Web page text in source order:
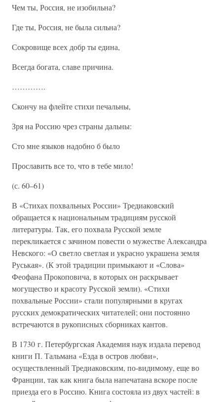
Чем ты, Россия, не изобильна?
Где ты, Россия, не была сильна?
Сокровище всех добр ты едина,
Всегда богата, славе причина.
………….
Скончу на флейте стихи печальны,
Зря на Россию чрез страны дальны:
Сто мне языков надобно б было
Прославить все то, что в тебе мило!
(с. 60–61)
В «Стихах похвальных России» Тредиаковский
обращается к национальным традициям русской
литературы. Так, его похвала Русской земле
перекликается с зачином повести о мужестве Александра
Невского: «О светло светлая и украсно украшена земля
Руськая». (К этой традиции примыкают и «Слова»
Феофана Прокоповича, в которых он раскрывает
могущество и красоту Русской земли). «Стихи
похвальные России» стали популярными в кругах
русских демократических читателей; они постоянно
встречаются в рукописных сборниках кантов.
В 1730 г. Петербургская Академия наук издала перевод
книги П. Тальмана «Езда в остров любви»,
осуществленный Тредиаковским, по-видимому, еще во
Франции, так как книга была напечатана вскоре после
приезда его в Россию. Книга состояла из двух частей: в